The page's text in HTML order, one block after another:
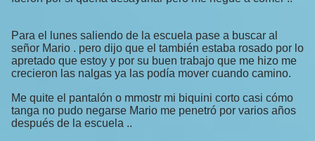
Para el lunes saliendo de la escuela pase a buscar al
señor Mario . pero dijo que el también estaba rosado por lo
apretado que estoy y por su buen trabajo que me hizo me
crecieron las nalgas ya las podía mover cuando camino.
Me quite el pantalón o mmostr mi biquini corto casi cómo
tanga no pudo negarse Mario me penetró por varios años
después de la escuela ..